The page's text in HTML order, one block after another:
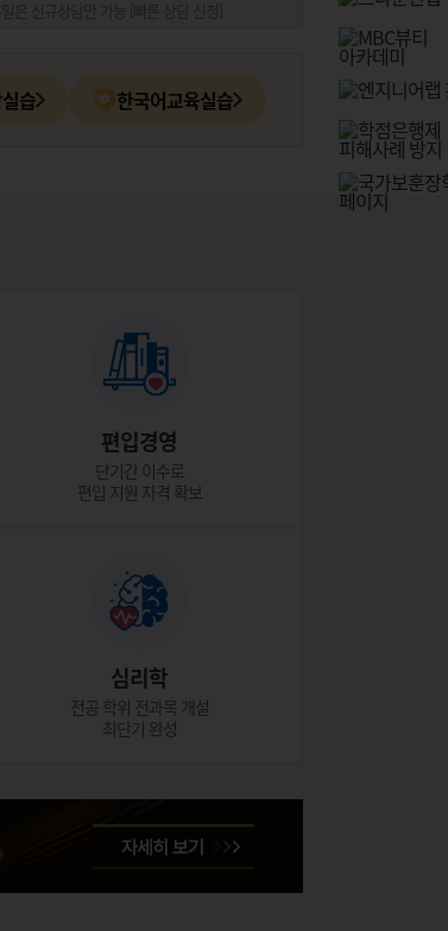
일은 신규상담만 가능
[빠른 상담 신청]
습 한국어교육실습
편입경영
단기간 이수로
편입 지원 자격 확보
심리학
전공 학위 전과목 개설
최단기 완성